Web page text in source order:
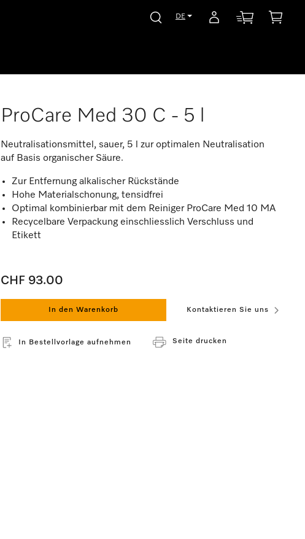
DE
ProCare Med 30 C - 5 l
Neutralisationsmittel, sauer, 5 l zur optimalen Neutralisation
auf Basis organischer Säure.
Zur Entfernung alkalischer Rückstände
Hohe Materialschonung, tensidfrei
Optimal kombinierbar mit dem Reiniger ProCare Med 10 MA
Recycelbare Verpackung einschliesslich Verschluss und
Etikett
CHF 93.00
In den Warenkorb Kontaktieren Sie uns
In Bestellvorlage aufnehmen Seite drucken